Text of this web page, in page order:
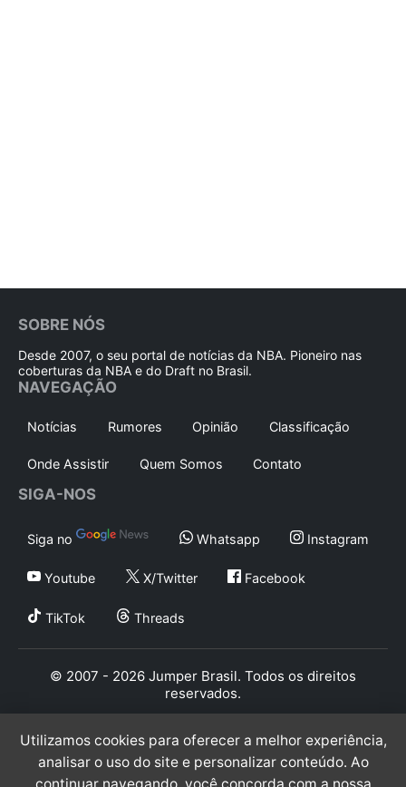
SOBRE NÓS
Desde 2007, o seu portal de notícias da NBA. Pioneiro nas
coberturas da NBA e do Draft no Brasil.
NAVEGAÇÃO
Notícias Rumores Opinião Classificação
Onde Assistir Quem Somos Contato
SIGA-NOS
Siga no Whatsapp Instagram
Youtube X/Twitter Facebook
TikTok Threads
© 2007 - 2026 Jumper Brasil. Todos os direitos
reservados.
Utilizamos cookies para oferecer a melhor experiência,
analisar o uso do site e personalizar conteúdo. Ao